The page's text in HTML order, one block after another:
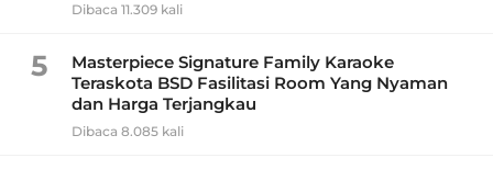
Dibaca 11.309 kali
5
Masterpiece Signature Family Karaoke
Teraskota BSD Fasilitasi Room Yang Nyaman
dan Harga Terjangkau
Dibaca 8.085 kali